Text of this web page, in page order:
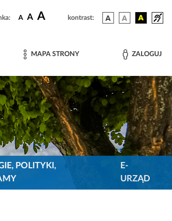
A A A kontrast:
MAPA STRONY ZALOGUJ
POLITYKI,
E-
URZĄD